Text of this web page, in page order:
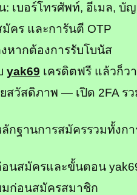
: เบอร์โทรศัพท์, อีเมล, บั
คร และการันตี OTP
หากต้องการรับโบนัส
yak69 เครดิตฟรี แล้วก็ว
สวัสดิภาพ — เปิด 2FA ร
กฐานการสมัครรวมทั้งก
นสมัครและขั้นตอน
มก่อนสมัครสมาชิก